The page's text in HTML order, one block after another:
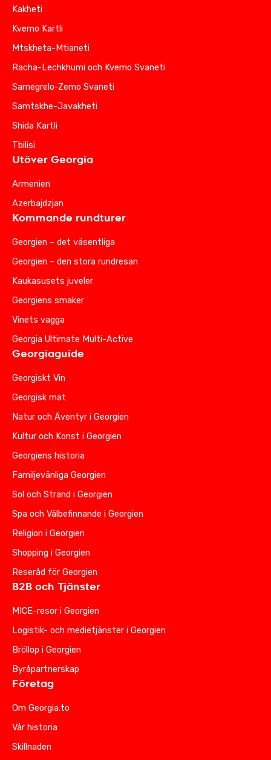
Kakheti
Kvemo Kartli
Mtskheta-Mtianeti
Racha-Lechkhumi och Kvemo Svaneti
Samegrelo-Zemo Svaneti
Samtskhe-Javakheti
Shida Kartli
Tbilisi
Utöver Georgia
Armenien
Azerbajdzjan
Kommande rundturer
Georgien – det väsentliga
Georgien – den stora rundresan
Kaukasusets juveler
Georgiens smaker
Vinets vagga
Georgia Ultimate Multi-Active
Georgiaguide
Georgiskt Vin
Georgisk mat
Natur och Äventyr i Georgien
Kultur och Konst i Georgien
Georgiens historia
Familjevänliga Georgien
Sol och Strand i Georgien
Spa och Välbefinnande i Georgien
Religion i Georgien
Shopping i Georgien
Reseråd för Georgien
B2B och Tjänster
MICE-resor i Georgien
Logistik- och medietjänster i Georgien
Bröllop i Georgien
Byråpartnerskap
Företag
Om Georgia.to
Vår historia
Skillnaden